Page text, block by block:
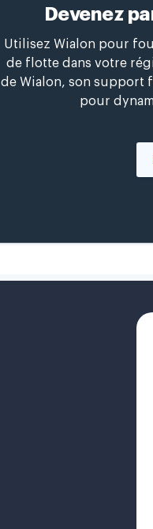
Devenez
Utilisez Wialon pour
de flotte dans votre
de Wialon, son support
pour